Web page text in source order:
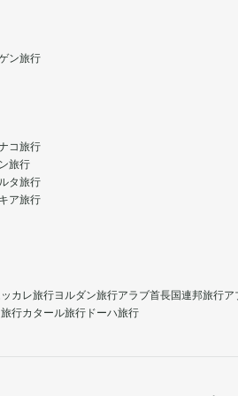
ン旅行
コ旅行
旅行
タ旅行
ア旅行
カレ旅行ヨルダン旅行アラブ首長国連邦旅行ア
行カタール旅行 ドーハ旅行